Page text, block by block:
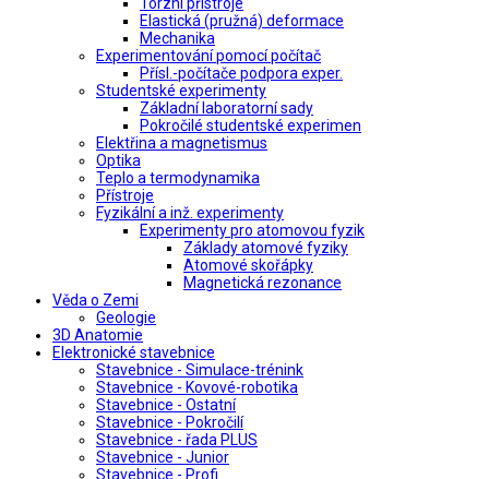
Elastická (pružná) deformace
Mechanika
Experimentování pomocí počítač
Přísl.-počítače podpora exper.
Studentské experimenty
Základní laboratorní sady
Pokročilé studentské experimen
Elektřina a magnetismus
Optika
Teplo a termodynamika
Přístroje
Fyzikální a inž. experimenty
Experimenty pro atomovou fyzik
Základy atomové fyziky
Atomové skořápky
Magnetická rezonance
Věda o Zemi
Geologie
3D Anatomie
Elektronické stavebnice
Stavebnice - Simulace-trénink
Stavebnice - Kovové-robotika
Stavebnice - Ostatní
Stavebnice - Pokročilí
Stavebnice - řada PLUS
Stavebnice - Junior
Stavebnice - Profi